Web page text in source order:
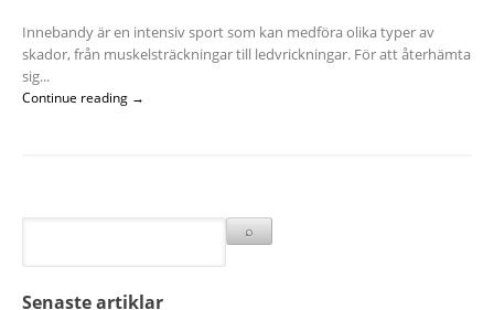
Innebandy är en intensiv sport som kan medföra olika typer av
skador, från muskelsträckningar till ledvrickningar. För att återhämta
sig...
Continue reading →
Senaste artiklar